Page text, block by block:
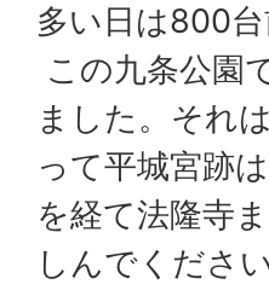
多い日は800
この九条公園
ました。それ
って平城宮跡
を経て法隆寺
しんでくださ